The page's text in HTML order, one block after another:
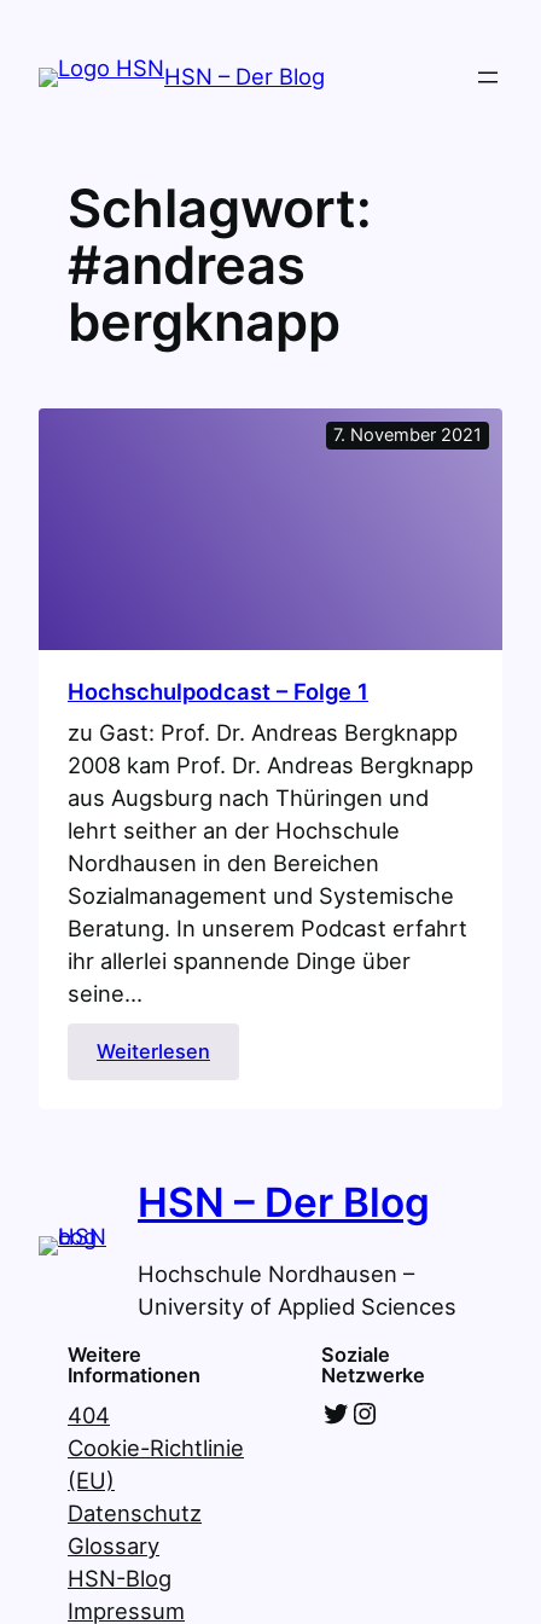
Inhalt
springen
HSN – Der Blog
Schlagwort:
#andreas
bergknapp
7. November 2021
Hochschulpodcast – Folge 1
zu Gast: Prof. Dr. Andreas Bergknapp
2008 kam Prof. Dr. Andreas Bergknapp
aus Augsburg nach Thüringen und
lehrt seither an der Hochschule
Nordhausen in den Bereichen
Sozialmanagement und Systemische
Beratung. In unserem Podcast erfahrt
ihr allerlei spannende Dinge über
seine…
Weiterlesen
Hochschulpodcast
HSN – Der Blog
Hochschule Nordhausen –
University of Applied Sciences
Weitere
Informationen
404
Cookie-Richtlinie
(EU)
Datenschutz
Glossary
HSN-Blog
Impressum
Soziale
Netzwerke
Twitter Instagram